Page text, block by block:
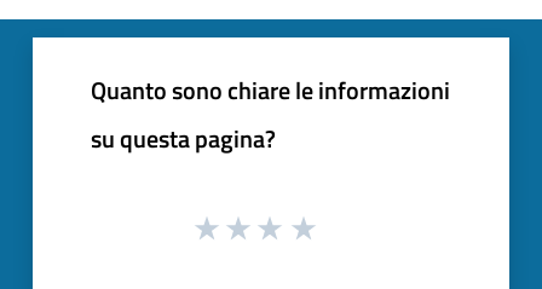
Quanto sono chiare le informazioni
su questa pagina?